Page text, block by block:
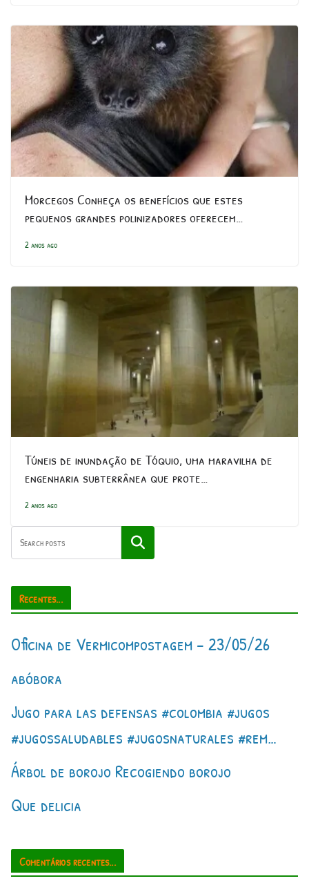
Morcegos Conheça os benefícios que estes
pequenos grandes polinizadores oferecem…
2 anos ago
Túneis de inundação de Tóquio, uma maravilha de
engenharia subterrânea que prote…
2 anos ago
Pesquisar
Recentes...
Oficina de Vermicompostagem – 23/05/26
abóbora
Jugo para las defensas #colombia #jugos
#jugossaludables #jugosnaturales #rem…
Árbol de borojo Recogiendo borojo
Que delicia
Comentários recentes...